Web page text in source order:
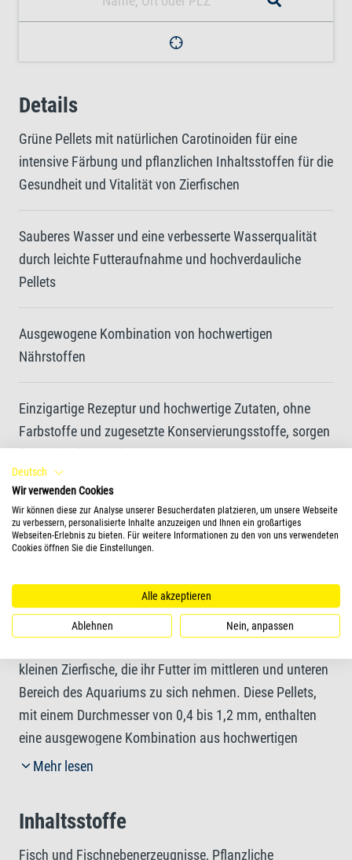
Details
Grüne Pellets mit natürlichen Carotinoiden für eine
intensive Färbung und pflanzlichen Inhaltsstoffen für die
Gesundheit und Vitalität von Zierfischen
Sauberes Wasser und eine verbesserte Wasserqualität
durch leichte Futteraufnahme und hochverdauliche
Pellets
Ausgewogene Kombination von hochwertigen
Nährstoffen
Einzigartige Rezeptur und hochwertige Zutaten, ohne
Farbstoffe und zugesetzte Konservierungsstoffe, sorgen
für optimales Wachstum
Darreichungsform
Mehr Informationen
kleinen Zierfische, die ihr Futter im mittleren und unteren
Bereich des Aquariums zu sich nehmen. Diese Pellets,
mit einem Durchmesser von 0,4 bis 1,2 mm, enthalten
eine ausgewogene Kombination aus hochwertigen
Zutaten. Zum einen bestehen die grünen Pellets aus
bessere Gesundheit und Vitalität Ihrer Zierfische. Damit
enthält dieses Futter alles, was pflanzen- und
Mehr lesen
Inhaltsstoffe
Fisch und Fischnebenerzeugnisse, Pflanzliche
Deutsch
Wir verwenden Cookies
Wir können diese zur Analyse unserer Besucherdaten platzieren, um unsere Webseite
zu verbessern, personalisierte Inhalte anzuzeigen und Ihnen ein großartiges
Webseiten-Erlebnis zu bieten. Für weitere Informationen zu den von uns verwendeten
Cookies öffnen Sie die Einstellungen.
Alle akzeptieren
Ablehnen Nein, anpassen